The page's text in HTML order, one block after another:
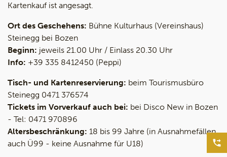
Kartenkauf ist angesagt.
Ort des Geschehens: Bühne Kulturhaus (Vereinshaus)
Steinegg bei Bozen
Beginn: jeweils 21.00 Uhr / Einlass 20.30 Uhr
Info: +39 335 8412450 (Peppi)
Tisch- und Kartenreservierung: beim Tourismusbüro
Steinegg 0471 376574
Tickets im Vorverkauf auch bei: bei Disco New in Bozen
- Tel: 0471 970896
Altersbeschränkung: 18 bis 99 Jahre (in Ausnahmefällen
auch Ü99 - keine Ausnahme für U18)